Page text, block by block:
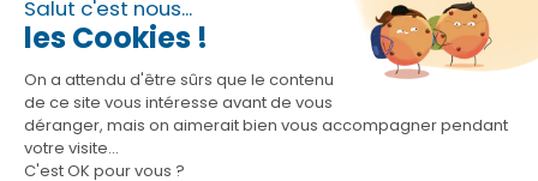
Salut c'est nous...
les Cookies !
On a attendu d'être sûrs que le contenu
de ce site vous intéresse avant de vous
déranger, mais on aimerait bien vous accompagner pendant
votre visite...
C'est OK pour vous ?